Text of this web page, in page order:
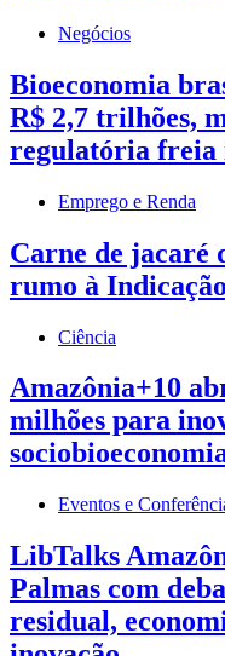
Negócios
Bioeconomia
R$ 2,7 trilhões,
regulatória freia
Emprego e Renda
Carne de jacaré
rumo à
Ciência
Amazônia+10
milhões para
Eventos e
LibTalks
Palmas com
residual,